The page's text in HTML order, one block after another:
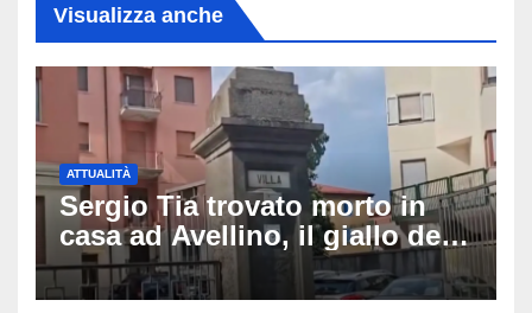
Visualizza anche
ATTUALITÀ
Sergio Tia trovato morto in
casa ad Avellino, il giallo della
porta socchiusa: disposta
l’autopsia